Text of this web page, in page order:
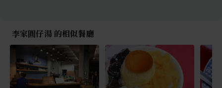
李家圓仔湯 的相似餐廳